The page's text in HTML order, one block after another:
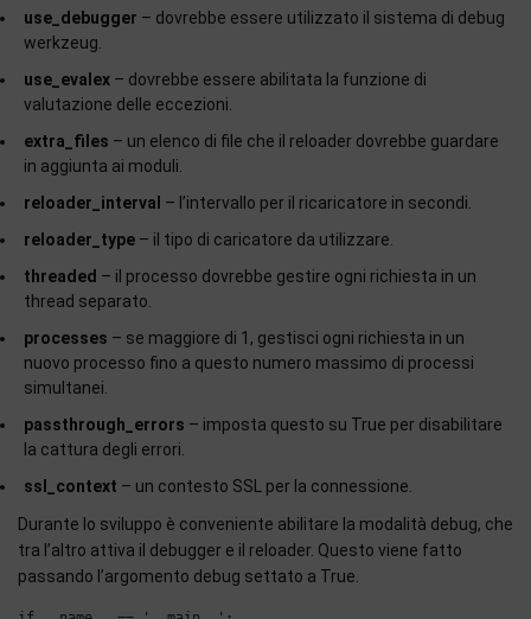
use_debugger – dovrebbe essere utilizzato il sistema di debug
werkzeug.
use_evalex – dovrebbe essere abilitata la funzione di
valutazione delle eccezioni.
extra_files – un elenco di file che il reloader dovrebbe guardare
in aggiunta ai moduli.
reloader_interval – l’intervallo per il ricaricatore in secondi.
reloader_type – il tipo di caricatore da utilizzare.
threaded – il processo dovrebbe gestire ogni richiesta in un
thread separato.
processes – se maggiore di 1, gestisci ogni richiesta in un
nuovo processo fino a questo numero massimo di processi
simultanei.
passthrough_errors – imposta questo su True per disabilitare
la cattura degli errori.
ssl_context – un contesto SSL per la connessione.
Durante lo sviluppo è conveniente abilitare la modalità debug, che
tra l’altro attiva il debugger e il reloader. Questo viene fatto
passando l’argomento debug settato a True.